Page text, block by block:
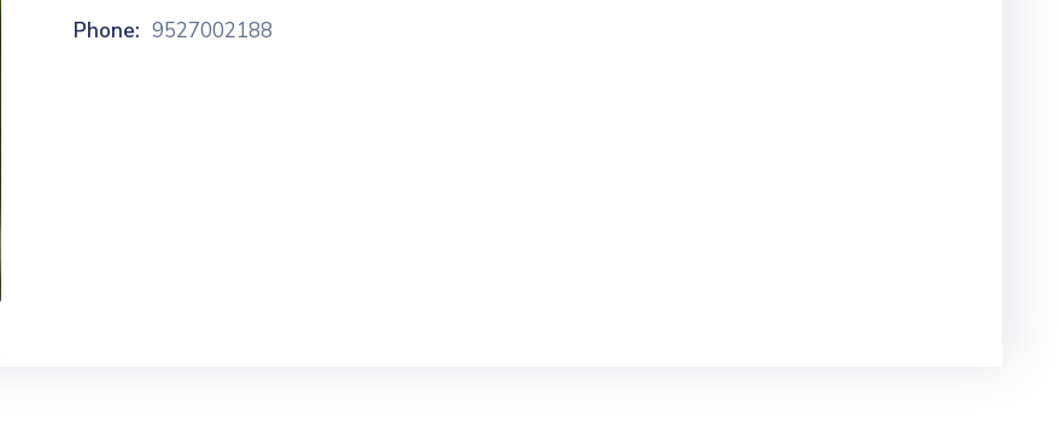
Phone: 9527002188